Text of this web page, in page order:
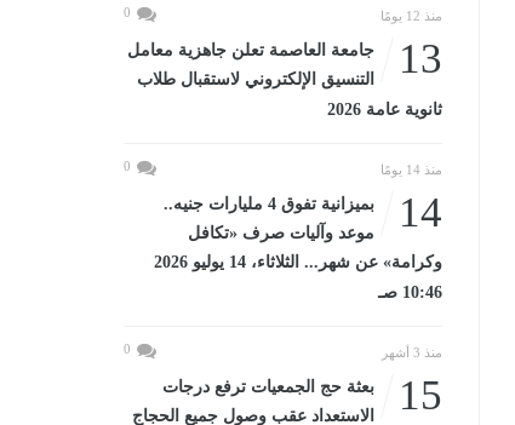
منذ 12 يومًا 0
13
جامعة العاصمة تعلن جاهزية معامل
التنسيق الإلكتروني لاستقبال طلاب
ثانوية عامة 2026
منذ 14 يومًا 0
14
بميزانية تفوق 4 مليارات جنيه..
موعد وآليات صرف «تكافل
وكرامة» عن شهر... الثلاثاء، 14 يوليو 2026
10:46 صـ
منذ 3 أشهر 0
15
بعثة حج الجمعيات ترفع درجات
الاستعداد عقب وصول جميع الحجاج